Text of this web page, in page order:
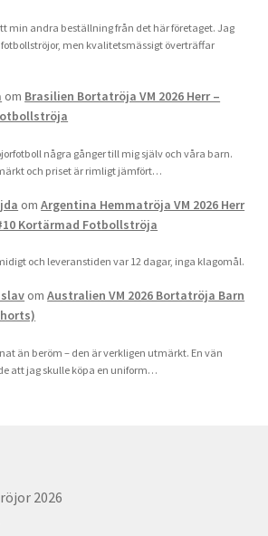
min andra beställning från det här företaget. Jag
men kvalitetsmässigt överträffar
om Brasilien Bortatröja VM 2026 Herr –
några gånger till mig själv och våra barn.
och priset är rimligt jämfört…
omArgentina Hemmatröja VM 2026 Herr
Kortärmad Fotbollströja
och leveranstiden var 12 dagar, inga klagomål.
omAustralien VM 2026 Bortatröja Barn
än beröm – den är verkligen utmärkt. En vän
att jag skulle köpa en uniform…
2026